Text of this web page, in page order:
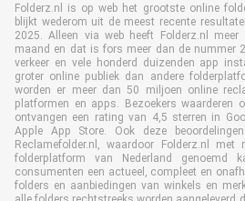
Folderz.nl is op web het grootste online
blijkt wederom uit de meest recente
2025. Alleen via web heeft Folderz.nl
maand en dat is fors meer dan de nummer
verkeer en vele honderd duizenden app
groter online publiek dan andere
worden er meer dan 50 miljoen online
platformen en apps. Bezoekers waarderen
ontvangen een rating van 4,5 sterren in
Apple App Store. Ook deze
Reclamefolder.nl, waardoor Folderz.nl met
folderplatform van Nederland genoemd
consumenten een actueel, compleet en
folders en aanbiedingen van winkels en